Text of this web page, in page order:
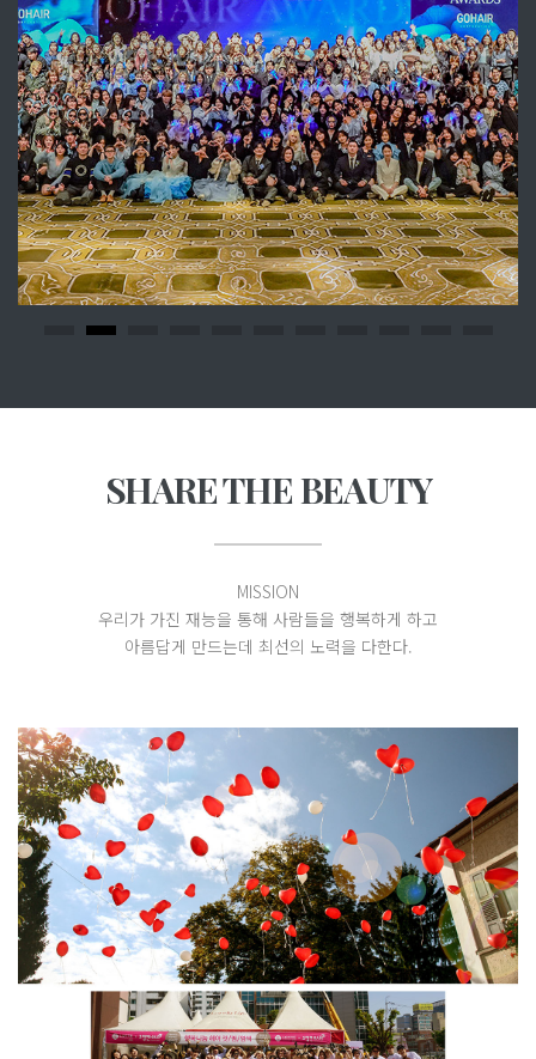
SHARE THE BEAUTY
MISSION
우리가 가진 재능을 통해 사람들을 행복하게 하고
아름답게 만드는데 최선의 노력을 다한다.